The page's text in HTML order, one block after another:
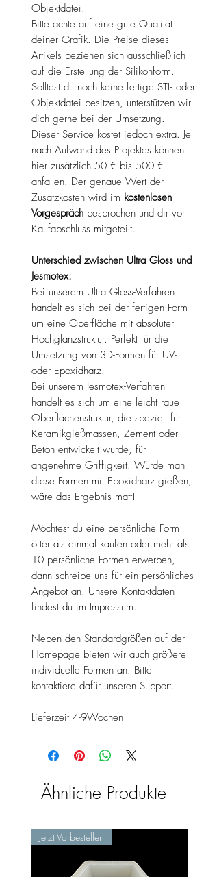
Objektdatei.
Bitte achte auf eine gute Qualität
deiner Grafik. Die Preise dieses
Artikels beziehen sich ausschließlich
auf die Erstellung der Silikonform.
Solltest du noch keine fertige STL- oder
Objektdatei besitzen, unterstützen wir
dich gerne bei der Umsetzung.
Dieser Service kostet jedoch extra. Je
nach Aufwand des Projektes können
hier zusätzlich 50 € bis 500 €
anfallen. Der genaue Wert der
Zusatzkosten wird im kostenlosen
Vorgespräch besprochen und dir vor
Kaufabschluss mitgeteilt.
Unterschied zwischen Ultra Gloss und
Jesmotex:
Bei unserem Ultra Gloss-Verfahren
handelt es sich bei der fertigen Form
um eine Oberfläche mit absoluter
Hochglanzstruktur. Perfekt für die
Umsetzung von 3D-Formen für UV-
oder Epoxidharz.
Bei unserem Jesmotex-Verfahren
handelt es sich um eine leicht raue
Oberflächenstruktur, die speziell für
Keramikgießmassen, Zement oder
Beton entwickelt wurde, für
angenehme Griffigkeit. Würde man
diese Formen mit Epoxidharz gießen,
wäre das Ergebnis matt!
Möchtest du eine persönliche Form
öfter als einmal kaufen oder mehr als
10 persönliche Formen erwerben,
dann schreibe uns für ein persönliches
Angebot an. Unsere Kontaktdaten
findest du im Impressum.
Neben den Standardgrößen auf der
Homepage bieten wir auch größere
individuelle Formen an. Bitte
kontaktiere dafür unseren Support.
Lieferzeit 4-9Wochen
Ähnliche Produkte
Jetzt Vorbestellen